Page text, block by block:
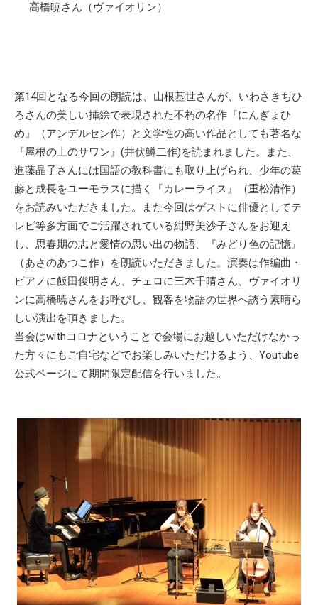
高橋暁さん（ヴァイオリン）
第14回となる今回の朗読は、山根基世さんが、いわさきちひ
ろさんの美しい挿絵で表現された不朽の名作『にんぎょひ
め』（アンデルセン作）と文学性の高い作品としても著名な
『屋根の上のサワン』(井伏鱒二作)を読まれました。また、
進藤晶子さんには国語の教科書にも取り上げられ、少年の葛
藤と成長をユーモラスに描く『カレーライス』（重松清作）
をお読みいただきました。また今回はゲストに俳優としてテ
レビ等多方面でご活躍されている紺野美沙子さんをお迎え
し、思春期の志と愛情の思い出の物語、『みどり色の記憶』
（あさのあつこ作）を朗読いただきました。演奏は作編曲・
ピアノに飯田俊明さん、チェロに三木千晴さん、ヴァイオリ
ンに高橋暁さんをお呼びし、観客を物語の世界へ誘う素晴ら
しい演出を頂きました。
当会はwithコロナということで会場にお越しいただけなかっ
た方々にもご自宅などでお楽しみいただけるよう、Youtube
公式ページにて期間限定配信を行いました。